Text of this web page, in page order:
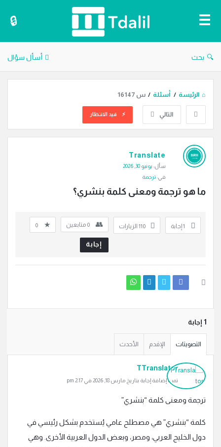
الترجمة
بحث أسأل سؤال
الرئيسة / أسئلة / س 16147
التالي قيد الانتظار
دليل
الترجمة
أسئلة
Translate
سأل: يونيو 30, 2026
في: ترجمة
ما هو ترجمة ومعنى كلمة بنشري؟
‫1 إجابة 110 الزيارات 0 متابعين 0
إجابة
‫1 إجابة
التصويتات الإقدم الأحدث
TTranslator
تمت إضافة إجابة بتاريخ مارس 18, 2026 في 2:17 pm
ترجمة ومعنى كلمة “بنشري”
كلمة “بنشري” هي مصطلح عامي يُستخدم بشكل رئيسي في
دول الخليج العربي، ومصر، وبعض الدول العربية الأخرى. وهي